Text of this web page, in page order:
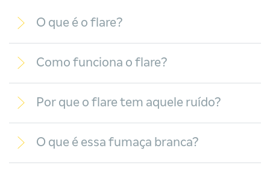
O que é o flare?
Como funciona o flare?
Por que o flare tem aquele ruído?
O que é essa fumaça branca?